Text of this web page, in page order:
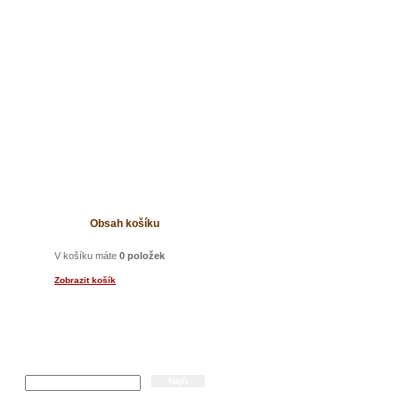
Obsah košíku
V košíku máte 0 položek
Zobrazit košík